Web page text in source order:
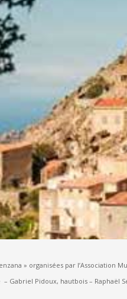
» organisées par l’Association
– Gabriel Pidoux, hautbois – Raphaël